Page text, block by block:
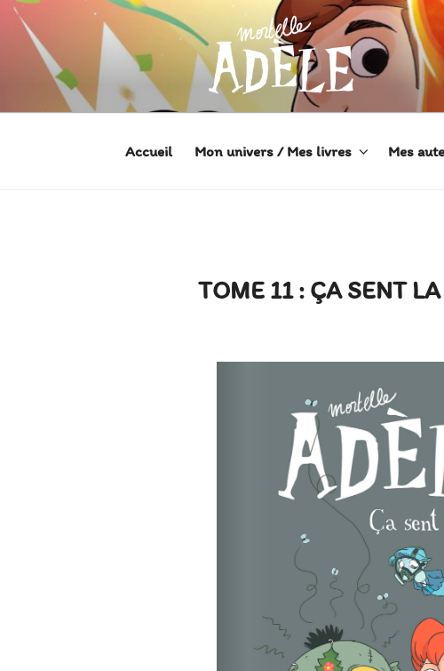
Aller
contenu
principal
Accueil Mon univers / Mes livres Mes
TOME 11 : ÇA SENT